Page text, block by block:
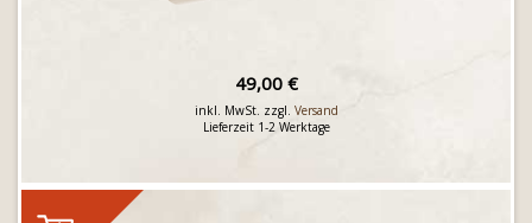
49,00 €
inkl. MwSt. zzgl. Versand
Lieferzeit 1-2 Werktage